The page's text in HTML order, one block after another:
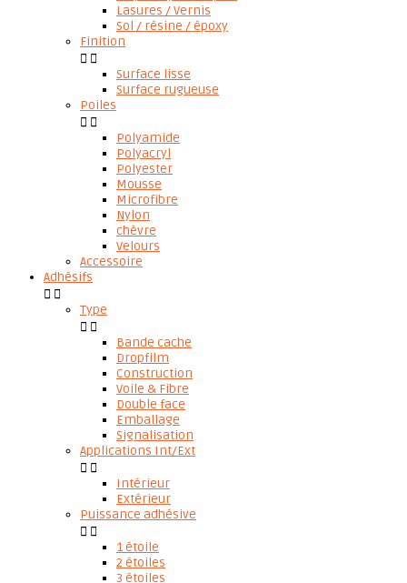
Lasures / Vernis
Sol / résine / époxy
Finition
 
Surface lisse
Surface rugueuse
Poiles
 
Polyamide
Polyacryl
Polyester
Mousse
Microfibre
Nylon
chèvre
Velours
Accessoire
Adhésifs
 
Type
 
Bande cache
Dropfilm
Construction
Voile & Fibre
Double face
Emballage
Signalisation
Applications Int/Ext
 
Intérieur
Extérieur
Puissance adhésive
 
1 étoile
2 étoiles
3 étoiles